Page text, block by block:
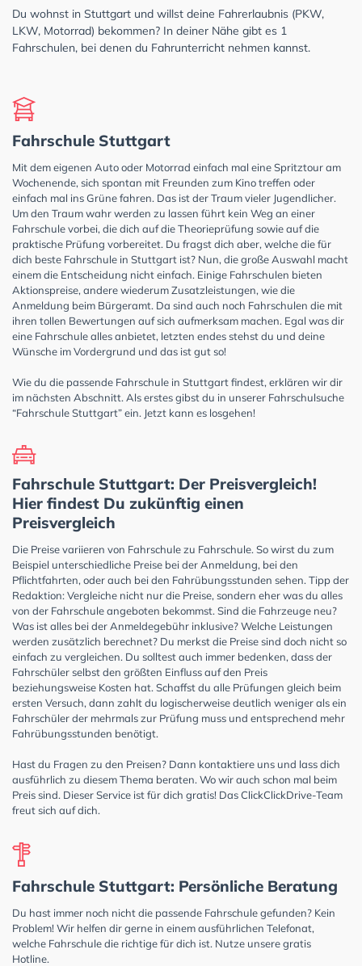
Du wohnst in Stuttgart und willst deine Fahrerlaubnis (PKW,
LKW, Motorrad) bekommen? In deiner Nähe gibt es 1
Fahrschulen, bei denen du Fahrunterricht nehmen kannst.
Fahrschule Stuttgart
Mit dem eigenen Auto oder Motorrad einfach mal eine Spritztour am
Wochenende, sich spontan mit Freunden zum Kino treffen oder
einfach mal ins Grüne fahren. Das ist der Traum vieler Jugendlicher.
Um den Traum wahr werden zu lassen führt kein Weg an einer
Fahrschule vorbei, die dich auf die Theorieprüfung sowie auf die
praktische Prüfung vorbereitet. Du fragst dich aber, welche die für
dich beste Fahrschule in Stuttgart ist? Nun, die große Auswahl macht
einem die Entscheidung nicht einfach. Einige Fahrschulen bieten
Aktionspreise, andere wiederum Zusatzleistungen, wie die
Anmeldung beim Bürgeramt. Da sind auch noch Fahrschulen die mit
ihren tollen Bewertungen auf sich aufmerksam machen. Egal was dir
eine Fahrschule alles anbietet, letzten endes stehst du und deine
Wünsche im Vordergrund und das ist gut so!
Wie du die passende Fahrschule in Stuttgart findest, erklären wir dir
im nächsten Abschnitt. Als erstes gibst du in unserer Fahrschulsuche
“Fahrschule Stuttgart” ein. Jetzt kann es losgehen!
Fahrschule Stuttgart: Der Preisvergleich!
Hier findest Du zukünftig einen
Preisvergleich
Die Preise variieren von Fahrschule zu Fahrschule. So wirst du zum
Beispiel unterschiedliche Preise bei der Anmeldung, bei den
Pflichtfahrten, oder auch bei den Fahrübungsstunden sehen. Tipp der
Redaktion: Vergleiche nicht nur die Preise, sondern eher was du alles
von der Fahrschule angeboten bekommst. Sind die Fahrzeuge neu?
Was ist alles bei der Anmeldegebühr inklusive? Welche Leistungen
werden zusätzlich berechnet? Du merkst die Preise sind doch nicht so
einfach zu vergleichen. Du solltest auch immer bedenken, dass der
Fahrschüler selbst den größten Einfluss auf den Preis
beziehungsweise Kosten hat. Schaffst du alle Prüfungen gleich beim
ersten Versuch, dann zahlt du logischerweise deutlich weniger als ein
Fahrschüler der mehrmals zur Prüfung muss und entsprechend mehr
Fahrübungsstunden benötigt.
Hast du Fragen zu den Preisen? Dann kontaktiere uns und lass dich
ausführlich zu diesem Thema beraten. Wo wir auch schon mal beim
Preis sind. Dieser Service ist für dich gratis! Das ClickClickDrive-Team
freut sich auf dich.
Fahrschule Stuttgart: Persönliche Beratung
Du hast immer noch nicht die passende Fahrschule gefunden? Kein
Problem! Wir helfen dir gerne in einem ausführlichen Telefonat,
welche Fahrschule die richtige für dich ist. Nutze unsere gratis
Hotline.